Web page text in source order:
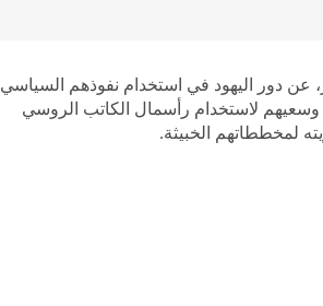
عن دور اليهود في استخدام نفوذهم السياسي
وسعيهم لاستخدام رأسمال الكاتب الروسي
لمخططاتهم الخبيثة.